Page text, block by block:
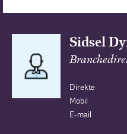
Sidsel
Direkte
Mobil
E-mail